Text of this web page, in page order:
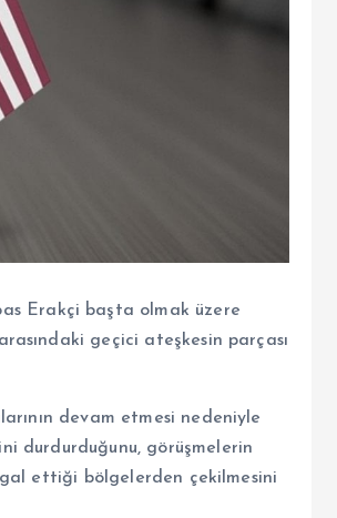
Erakçi başta olmak üzere
geçici ateşkesin parçası
devam etmesi nedeniyle
durdurduğunu, görüşmelerin
ettiği bölgelerden çekilmesini